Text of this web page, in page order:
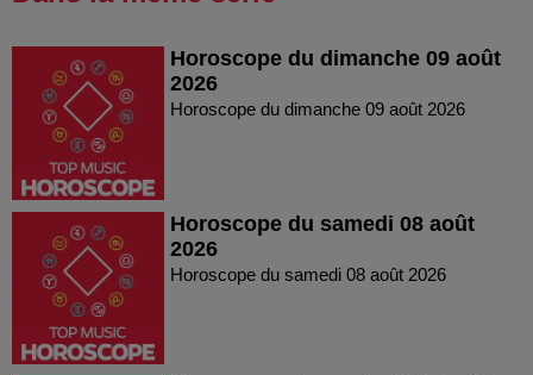
Horoscope du dimanche 09 août
2026
Horoscope du dimanche 09 août 2026
Horoscope du samedi 08 août
2026
Horoscope du samedi 08 août 2026